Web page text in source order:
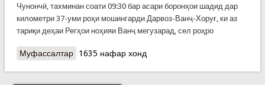
Чунончӣ, тахминан соати 09:30 бар асари боронҳои шадид дар
километри 37-уми роҳи мошингарди Дарвоз-Ванҷ-Хоруғ, ки аз
тариқи деҳаи Регҳои ноҳияи Ванҷ мегузарад, сел роҳро
Муфассалтаро Борону барфу селу ярч дар рӯзи гузашта
1635 нафар хонд